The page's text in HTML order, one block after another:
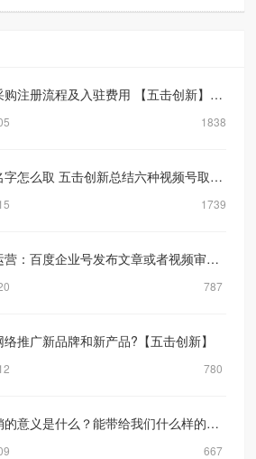
百度爱采购注册流程及入驻费用 【五击创新】网络营销公司
1838
视频号名字怎么取 五击创新总结六种视频号取名方式
1739
自媒体运营：百度企业号发布文章或者视频审核规则机制是什么？【五击创新】
787
推广新品牌和新产品?【五击创新】
780
品牌营销的意义是什么？能带给我们什么样的转化？
667